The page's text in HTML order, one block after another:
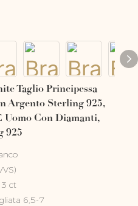
Taglio Principessa
Argento Sterling 925,
Uomo Con Diamanti,
925
ct
6,5-7